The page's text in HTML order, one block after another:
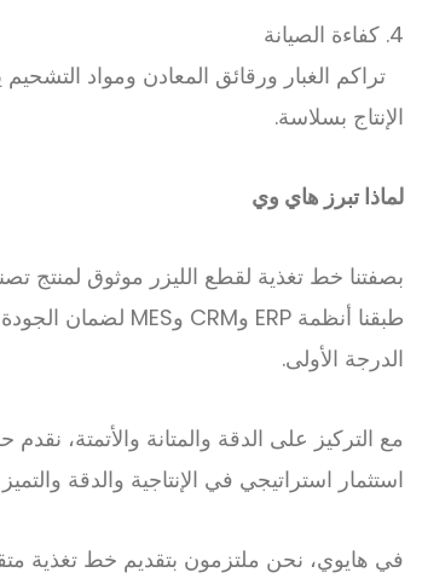
4. كفاءة الصيانة
تراكم الغبار ورقائق المعادن ومواد
الإنتاج بسلاسة.
لماذا تبرز هاي وي
الدرجة الأولى.
مع التركيز على الدقة والمتانة والأتمتة،
استثمار استراتيجي في الإنتاجية والدقة
في هايوي، نحن ملتزمون بتقديم خط تغذية